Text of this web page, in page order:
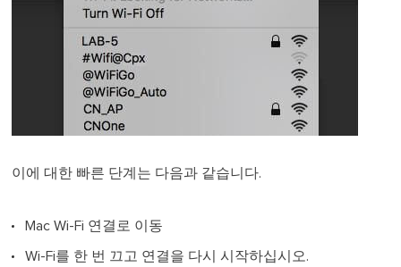
이에 대한 빠른 단계는 다음과 같습니다.
Mac Wi-Fi 연결로 이동
Wi-Fi를 한 번 끄고 연결을 다시 시작하십시오.